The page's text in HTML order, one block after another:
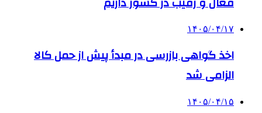
۱۴۰۵/۰۴/۱۷
اخذ گواهی بازرسی در مبدأ پیش از حمل کالا
الزامی شد
۱۴۰۵/۰۴/۱۵